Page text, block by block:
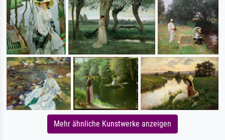
Mehr ähnliche Kunstwerke anzeigen